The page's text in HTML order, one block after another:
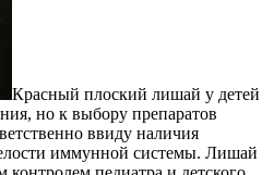
Красный плоский лишай у детей
но к выбору препаратов
ввиду наличия
иммунной системы. Лишай